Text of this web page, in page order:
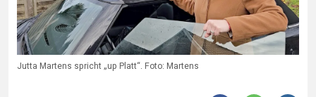
Jutta Martens spricht „up Platt“. Foto: Martens